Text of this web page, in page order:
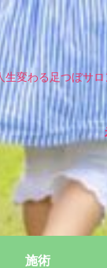
生変わる足つぼサ
施術